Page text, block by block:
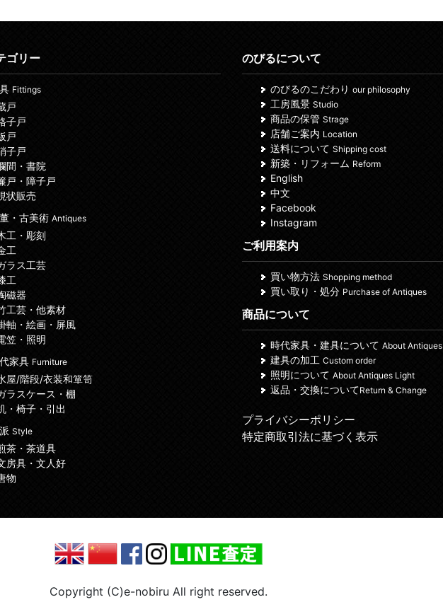
ゴリー
Fittings
戸
子戸
戸
子戸
間・書院
戸・障子戸
状販売
・古美術 Antiques
工・彫刻
工
ラス工芸
工
磁器
工芸・他素材
軸・絵画・屏風
笠・照明
家具 Furniture
屋/階段/衣装和箪笥
ラスケース・棚
・椅子・引出
Style
茶・茶道具
房具・文人好
物
のびるについて
のびるのこだわり our philosophy
工房風景 Studio
商品の保管 Strage
店舗ご案内 Location
送料について Shipping cost
新築・リフォーム Reform
English
中文
Facebook
Instagram
ご利用案内
買い物方法 Shopping method
買い取り・処分 Purchase of Antiques
商品について
時代家具・建具について About Antiques
建具の加工 Custom order
照明について About Antiques Light
返品・交換についてReturn & Change
プライバシーポリシー
特定商取引法に基づく表示
Copyright (C)e-nobiru All right reserved.